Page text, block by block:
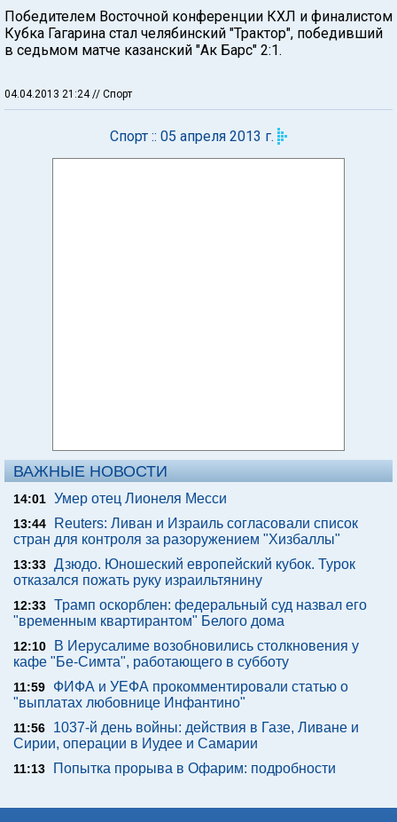
Победителем Восточной конференции КХЛ и финалистом
Кубка Гагарина стал челябинский "Трактор", победивший
в седьмом матче казанский "Ак Барс" 2:1.
04.04.2013 21:24 // Спорт
Спорт :: 05 апреля 2013 г.
ВАЖНЫЕ НОВОСТИ
14:01 Умер отец Лионеля Месси
13:44
Reuters: Ливан и Израиль согласовали список
стран для контроля за разоружением "Хизбаллы"
13:33 Дзюдо. Юношеский европейский кубок. Турок
отказался пожать руку израильтянину
12:33 Трамп оскорблен: федеральный суд назвал его
"временным квартирантом" Белого дома
12:10
В Иерусалиме возобновились столкновения у
кафе "Бе-Симта", работающего в субботу
11:59
ФИФА и УЕФА прокомментировали статью о
"выплатах любовнице Инфантино"
11:56
1037-й день войны: действия в Газе, Ливане и
Сирии, операции в Иудее и Самарии
11:13 Попытка прорыва в Офарим: подробности